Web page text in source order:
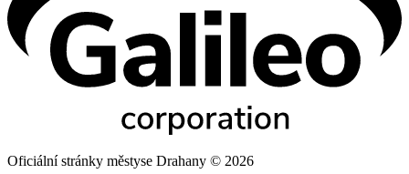
Oficiální stránky městyse Drahany © 2026